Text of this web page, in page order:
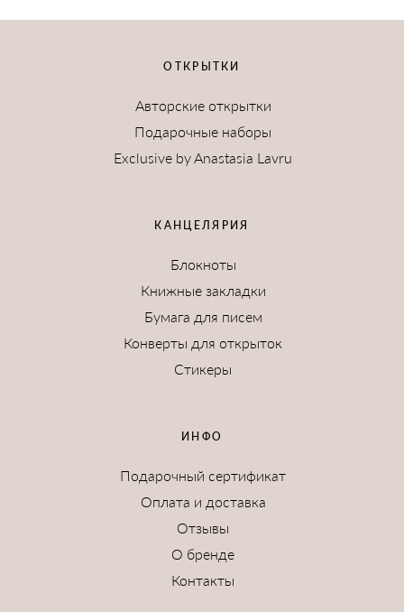
ОТКРЫТКИ
Авторские открытки
Подарочные наборы
Exclusive by Anastasia Lavru
КАНЦЕЛЯРИЯ
Блокноты
Книжные закладки
Бумага для писем
Конверты для открыток
Стикеры
ИНФО
Подарочный сертификат
Оплата и доставка
Отзывы
О бренде
Контакты